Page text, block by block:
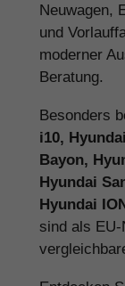
Neuwagen,
und
moderner
Beratung.
Besonders
i10,
Bayon,
Hyundai
Hyundai
sind als